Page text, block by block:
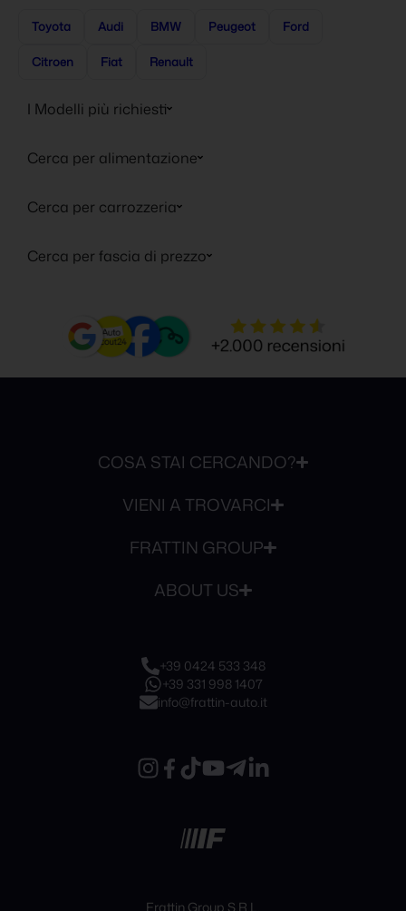
Toyota Audi BMW Peugeot Ford
Citroen Fiat Renault
I Modelli più richiesti
Cerca per alimentazione
Cerca per carrozzeria
Cerca per fascia di prezzo
COSA STAI CERCANDO?
VIENI A TROVARCI
FRATTIN GROUP
ABOUT US
+39 0424 533 348
+39 331 998 1407
info@frattin-auto.it
Frattin Group S.R.L.